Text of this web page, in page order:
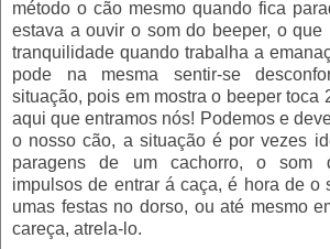
método o cão mesmo quando fica
estava a ouvir o som do beeper, o que
tranquilidade quando trabalha a
pode na mesma sentir-se
situação, pois em mostra o beeper toca
aqui que entramos nós! Podemos e
o nosso cão, a situação é por vezes
paragens de um cachorro, o som
impulsos de entrar á caça, é hora de o
umas festas no dorso, ou até mesmo
careça, atrela-lo.